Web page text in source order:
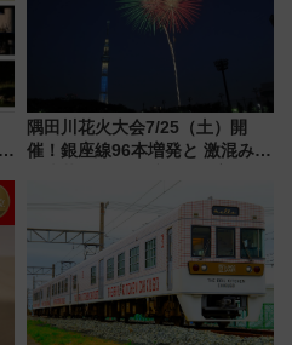
隅田川花火大会7/25（土）開
催！銀座線96本増発と 激混みの
アクセス攻略法、2万発の花火が